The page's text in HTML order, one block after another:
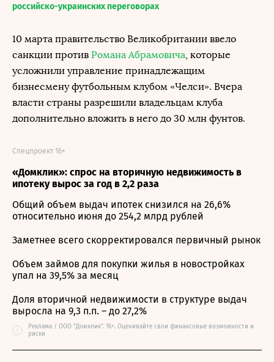
российско-украинских переговорах
10 марта правительство Великобритании ввело
санкции против Романа Абрамовича, которые
усложнили управление принадлежащим
бизнесмену футбольным клубом «Челси». Вчера
власти страны разрешили владельцам клуба
дополнительно вложить в него до 30 млн фунтов.
«Домклик»: спрос на вторичную недвижимость в
ипотеку вырос за год в 2,2 раза
Спецпроект 16+
Общий объем выдач ипотек снизился на 26,6%
относительно июня до 254,2 млрд рублей
Заметнее всего скорректировался первичный рынок
Объем займов для покупки жилья в новостройках
упал на 39,5% за месяц
Доля вторичной недвижимости в структуре выдач
выросла на 9,3 п.п. – до 27,2%
i
Реклама / ООО "Домклик". 16+. Оценивайте свои финансовые возможности и
риски